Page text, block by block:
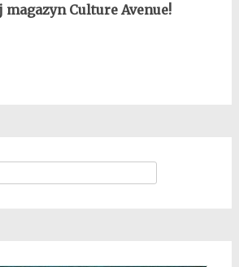
magazyn Culture Avenue!